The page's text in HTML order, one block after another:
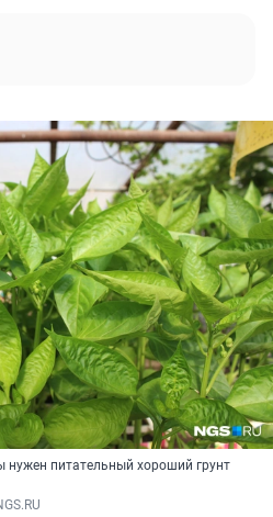
нужен питательный хороший грунт